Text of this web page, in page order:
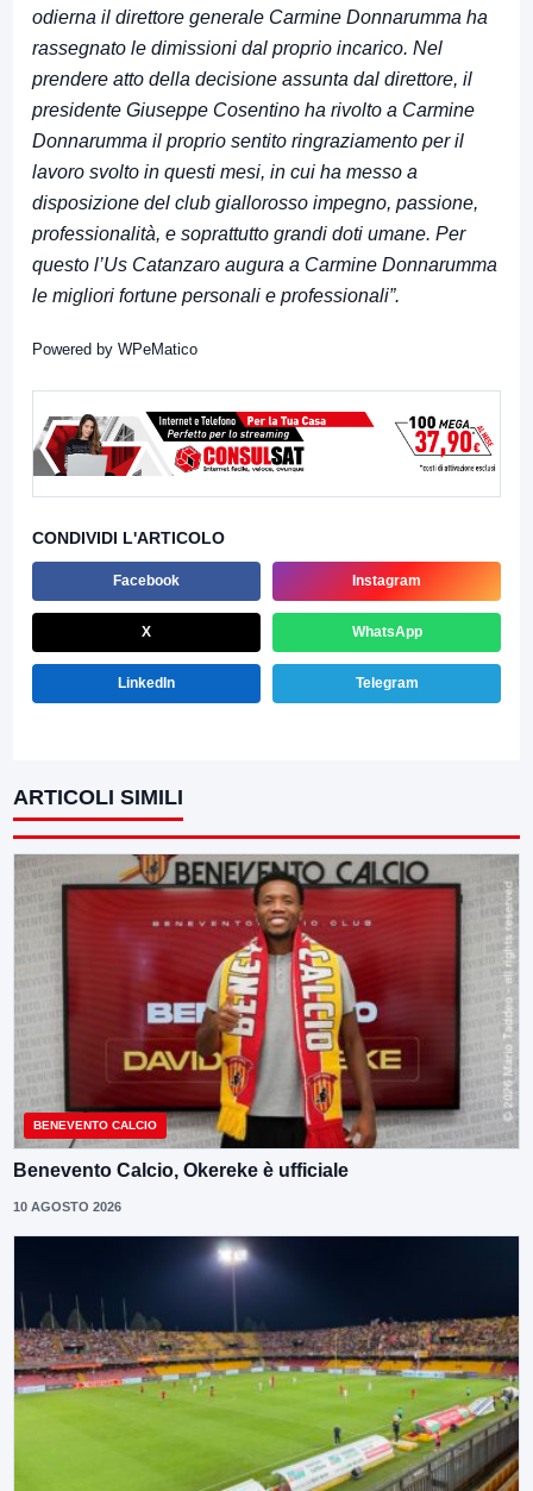
odierna il direttore generale Carmine Donnarumma ha
rassegnato le dimissioni dal proprio incarico. Nel
prendere atto della decisione assunta dal direttore, il
presidente Giuseppe Cosentino ha rivolto a Carmine
Donnarumma il proprio sentito ringraziamento per il
lavoro svolto in questi mesi, in cui ha messo a
disposizione del club giallorosso impegno, passione,
professionalità, e soprattutto grandi doti umane. Per
questo l’Us Catanzaro augura a Carmine Donnarumma
le migliori fortune personali e professionali”.
Powered by WPeMatico
CONDIVIDI L'ARTICOLO
Facebook Instagram
X WhatsApp
LinkedIn Telegram
ARTICOLI SIMILI
BENEVENTO CALCIO
Benevento Calcio, Okereke è ufficiale
10 AGOSTO 2026